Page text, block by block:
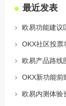
最近发表
欧易功能建议
OKX社区投票
欧易产品路线
OKX新功能前
欧易内测体验